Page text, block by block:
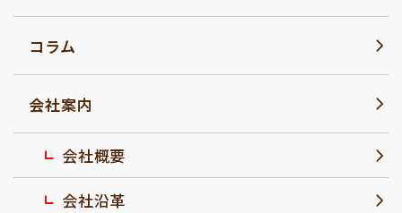
コラム
会社案内
会社概要
会社沿革